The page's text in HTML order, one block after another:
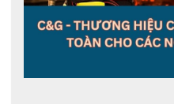
1. Giới thiệu bộ
C&G 1200°C 3H
Bộ quần áo tráng nhôm